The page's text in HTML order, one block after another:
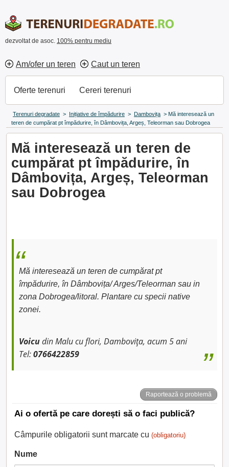
dezvoltat de asoc. 100% pentru mediu
Am/ofer un teren Caut un teren
Oferte terenuri Cereri terenuri
Terenuri degradate > Inițiative de împădurire > Dambovița > Mă interesează un
teren de cumpărat pt împădurire, în Dâmbovița, Argeș, Teleorman sau Dobrogea
Mă interesează un teren de
cumpărat pt împădurire, în
Dâmbovița, Argeș, Teleorman
sau Dobrogea
Mă interesează un teren de cumpărat pt
împădurire, în Dâmbovița/ Arges/Teleorman sau in
zona Dobrogea/litoral. Plantare cu specii native
zonei.
Voicudin Malu cu flori, Dambovița, acum 5 ani
Tel:0766422859
Raportează o problemă
Ai o ofertă pe care dorești să o faci publică?
Câmpurile obligatorii sunt marcate cu (obligatoriu)
Nume